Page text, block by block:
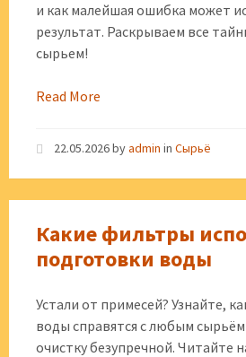
и как малейшая ошибка может
результат. Раскрываем все
сырьем!
Read More
22.05.2026byadmin in Сырьё
Какие фильтры
подготовки воды
Устали от примесей? Узнайте,
воды справятся с любым
очистку безупречной. Читайте